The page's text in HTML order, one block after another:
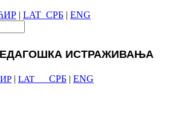
| LAT СРБ | ENG
ИСТРАЖИВАЊА
| LAT СРБ | ENG